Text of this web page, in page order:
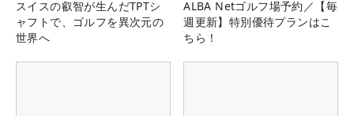
スイスの叡智が生んだTPTシ
ャフトで、ゴルフを異次元の
世界へ
ALBA Netゴルフ場予約／【毎
週更新】特別優待プランはこ
ちら！